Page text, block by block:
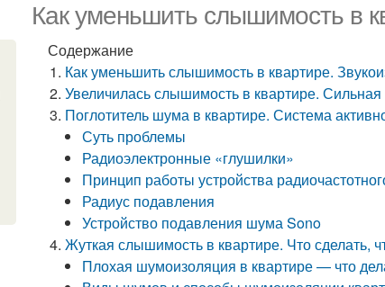
Как уменьшить слышимость в
Содержание
Как уменьшить слышимость в квартире.
Увеличилась слышимость в квартире.
Поглотитель шума в квартире. Система
Суть проблемы
Радиоэлектронные «глушилки»
Принцип работы устройства
Радиус подавления
Устройство подавления шума Sono
Жуткая слышимость в квартире. Что сделать,
Плохая шумоизоляция в квартире — что